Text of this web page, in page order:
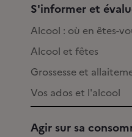
S'informer et
Alcool : où en êtes-
Alcool et fêtes
Grossesse et
Vos ados et l'alcool
Agir sur sa